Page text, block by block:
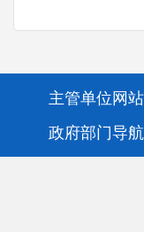
主管单位网站
政府部门导航